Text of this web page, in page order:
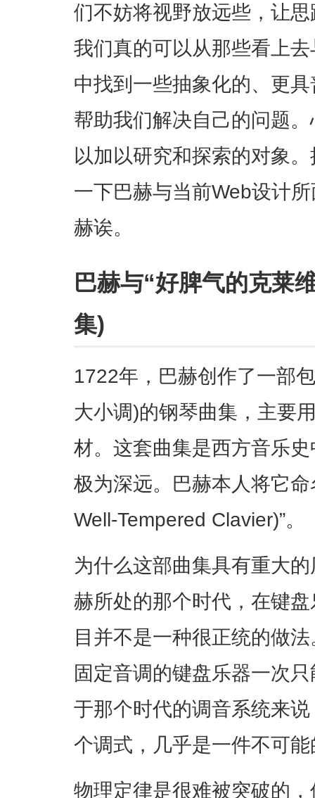
们不妨将视野放远些，让
我们真的可以从那些看上
中找到一些抽象化的、更
帮助我们解决自己的问题
以加以研究和探索的对象 。
一下巴赫与当前Web设计
赫诶。
巴赫与“好脾气的克莱
集)
1722年，巴赫创作了一部
大小调)的钢琴曲集，主要
材。这套曲集是西方音乐
极为深远。巴赫本人将它
Well-Tempered Clavier)”。
为什么这部曲集具有重大
赫所处的那个时代，在键
目并不是一种很正统的做
固定音调的键盘乐器一次
于那个时代的调音系统来
个调式，几乎是一件不可
物理定律是很难被突破的